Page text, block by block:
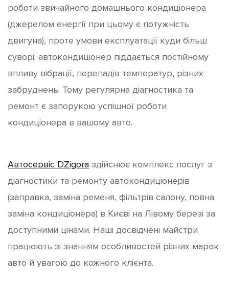
роботи звичайного домашнього кондиціонера
(джерелом енергії при цьому є потужність
двигуна), проте умови експлуатації куди більш
суворі: автокондиціонер піддається постійному
впливу вібрації, перепадів температур, різних
забруднень. Тому регулярна діагностика та
ремонт є запорукою успішної роботи
кондиціонера в вашому авто.
Автосервіс DZigora здійснює комплекс послуг з
діагностики та ремонту автокондиціонерів
(заправка, заміна ременя, фільтрів салону, повна
заміна кондиціонера) в Києві на Лівому березі за
доступними цінами. Наші досвідчені майстри
працюють зі знанням особливостей різних марок
авто й увагою до кожного клієнта.